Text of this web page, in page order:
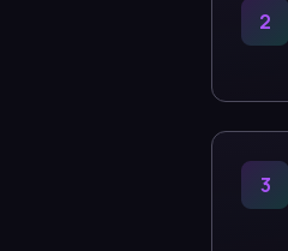
2
3